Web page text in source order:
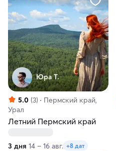
Юра Т.
5.0 (3)
Пермский край,
Урал
Летний Пермский край
3 дня 14 – 16 авг. +8 дат